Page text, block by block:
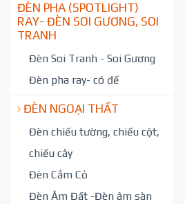
ĐÈN PHA (SPOTLIGHT)
RAY- ĐÈN SOI GƯƠNG, SOI
TRANH
Đèn Soi Tranh - Soi Gương
Đèn pha ray- có đế
ĐÈN NGOẠI THẤT
Đèn chiếu tường, chiếu cột,
chiếu cây
Đèn Cắm Cỏ
Đèn Âm Đất -Đèn âm sàn